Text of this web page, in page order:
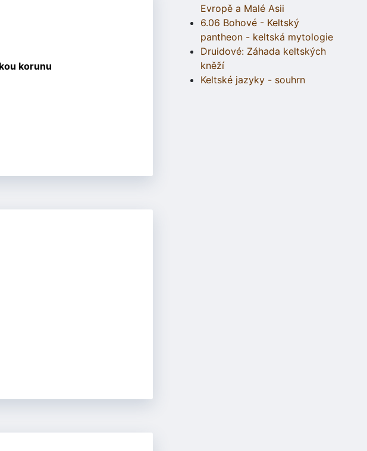
korunu
Evropě a Malé Asii
6.06 Bohové - Keltský
pantheon - keltská mytologie
Druidové: Záhada keltských
kněží
Keltské jazyky - souhrn